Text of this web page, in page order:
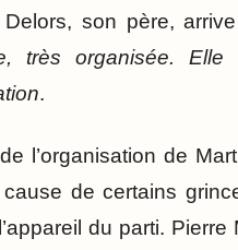
son père,
très organisée.
.
l’organisation de
cause de certains
du parti.